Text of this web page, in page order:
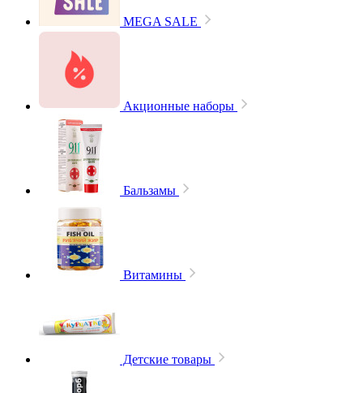
MEGA SALE
Акционные наборы
Бальзамы
Витамины
Детские товары